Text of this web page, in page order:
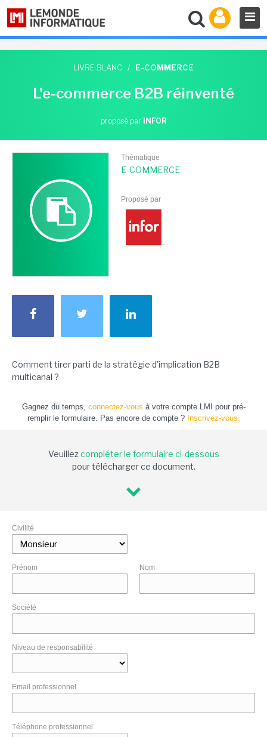
LIVRE BLANC / E-COMMERCE
L'e-commerce B2B réinventé
proposé par INFOR
Thématique
E-COMMERCE
Proposé par
Comment tirer parti de la stratégie d'implication B2B
multicanal ?
Gagnez du temps, connectez-vous à votre compte LMI pour pré-
remplir le formulaire. Pas encore de compte ? Inscrivez-vous.
Veuillezcompléter le formulaire ci-dessous
pour télécharger ce document.
Civilité
Prénom Nom
Société
Niveau de responsabilité
Email professionnel
Téléphone professionnel